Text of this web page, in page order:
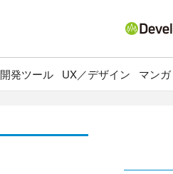
開発ツール UX／デザイン マンガ